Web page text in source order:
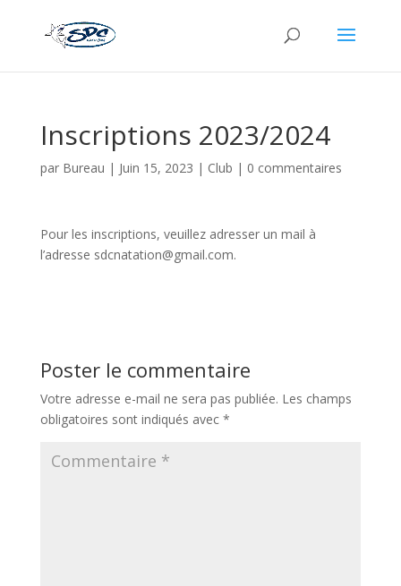
Inscriptions 2023/2024
par Bureau | Juin 15, 2023 | Club | 0 commentaires
Pour les inscriptions, veuillez adresser un mail à
l’adresse sdcnatation@gmail.com.
Poster le commentaire
Votre adresse e-mail ne sera pas publiée. Les champs
obligatoires sont indiqués avec *